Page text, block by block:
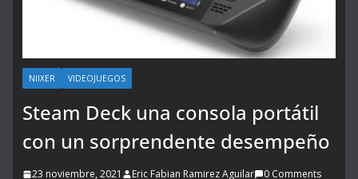
NIIXER VIDEOJUEGOS
Steam Deck una consola portátil
con un sorprendente desempeño
23 noviembre, 2021 Eric Fabian Ramirez Aguilar 0 Comments